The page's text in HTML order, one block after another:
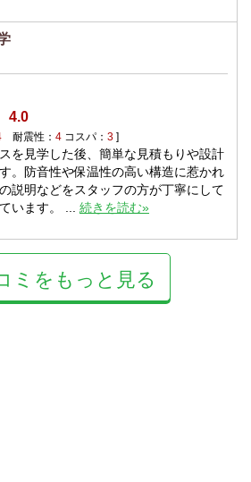
4.0
耐震性： 4 コスパ： 3 ]
を見学した後、簡単な見積もりや設計
。防音性や保温性の高い構造に惹かれ
説明などをスタッフの方が丁寧にして
います。 ... 続きを読む»
ミをもっと見る